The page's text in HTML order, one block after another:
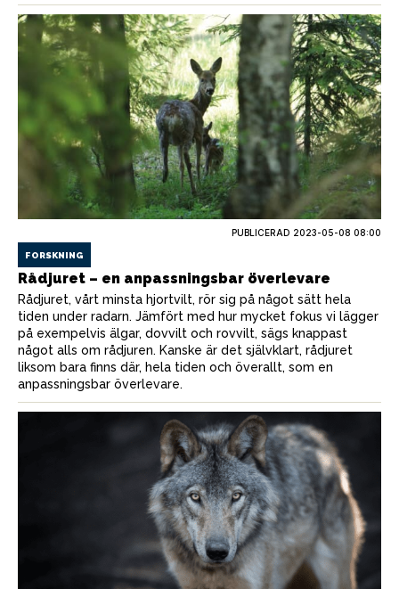
PUBLICERAD 2023-05-08 08:00
FORSKNING
Rådjuret – en anpassningsbar överlevare
Rådjuret, vårt minsta hjortvilt, rör sig på något sätt hela
tiden under radarn. Jämfört med hur mycket fokus vi lägger
på exempelvis älgar, dovvilt och rovvilt, sägs knappast
något alls om rådjuren. Kanske är det självklart, rådjuret
liksom bara finns där, hela tiden och överallt, som en
anpassningsbar överlevare.